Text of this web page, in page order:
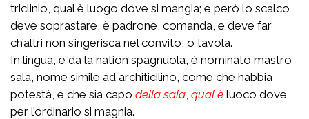
triclinio, qual è luogo dove si mangia; e però lo scalco
deve soprastare, è padrone, comanda, e deve far
ch’altri non s’ingerisca nel convito, o tavola.
In lingua, e da la nation spagnuola, è nominato mastro
sala, nome simile ad architicilino, come che habbia
potestà, e che sia capo della sala qual è luoco dove
per l’ordinario si magnia.